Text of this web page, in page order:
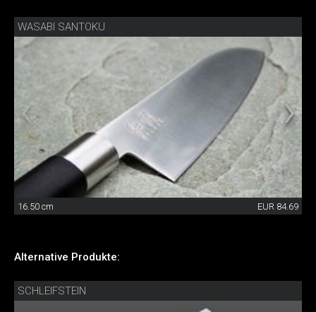
WASABI SANTOKU
16.50 cm EUR 84.69
Alternative Produkte:
SCHLEIFSTEIN